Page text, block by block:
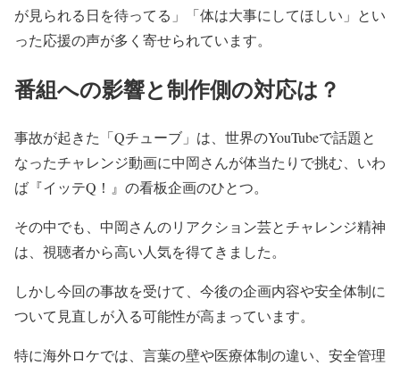
が見られる日を待ってる」「体は大事にしてほしい」 とい
った応援の声が多く寄せられています。
番組への影響と制作側の対応は？
事故が起きた「Qチューブ」は、 世界のYouTubeで話題と
なったチャレンジ動画に中岡さんが体当たりで挑む、いわ
ば『イッテQ！』の看板企画のひとつ。
その中でも、中岡さんのリアクション芸とチャレンジ精神
は、 視聴者から高い人気を得てきました。
しかし今回の事故を受けて、 今後の企画内容や安全体制に
ついて見直しが入る可能性が高まっています。
特に海外ロケでは、言葉の壁や医療体制の違い、 安全管理